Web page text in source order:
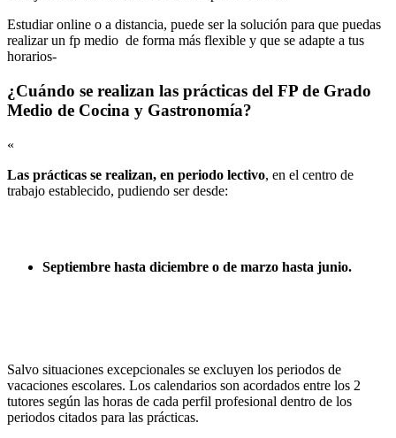
Estudiar online o a distancia, puede ser la solución para que puedas
realizar un fp medio de forma más flexible y que se adapte a tus
horarios-
¿Cuándo se realizan las prácticas del FP de Grado
Medio de Cocina y Gastronomía?
«
Las prácticas se realizan, en periodo lectivo, en el centro de
trabajo establecido, pudiendo ser desde:
Septiembre hasta diciembre o de marzo hasta junio.
Salvo situaciones excepcionales se excluyen los periodos de
vacaciones escolares. Los calendarios son acordados entre los 2
tutores según las horas de cada perfil profesional dentro de los
periodos citados para las prácticas.